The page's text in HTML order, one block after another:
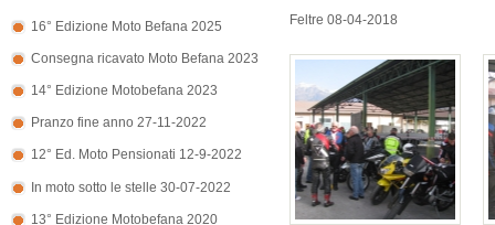
16° Edizione Moto Befana 2025
Consegna ricavato Moto Befana 2023
14° Edizione Motobefana 2023
Pranzo fine anno 27-11-2022
12° Ed. Moto Pensionati 12-9-2022
In moto sotto le stelle 30-07-2022
13° Edizione Motobefana 2020
Feltre 08-04-2018